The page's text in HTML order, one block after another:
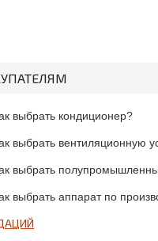
выбрать кондиционер?
выбрать вентиляционную
выбрать
выбрать аппарат по